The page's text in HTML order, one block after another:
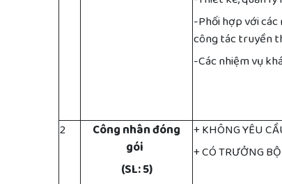
-Phối hợp với
công tác truyền
-Các nhiệm vụ
2
Công nhân đóng
gói
(SL: 5)
+ KHÔNG YÊU
+ CÓ TRƯỞNG